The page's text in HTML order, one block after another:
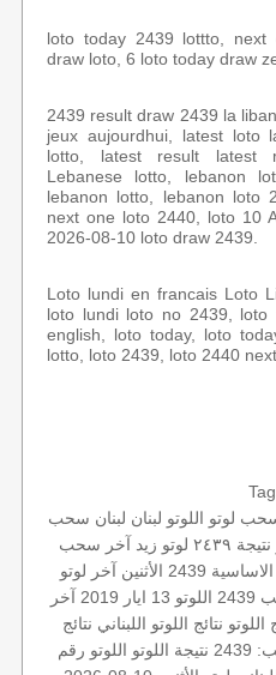
loto today 2439 lottto,
draw loto, 6 loto today draw
2439 result draw 2439 la
jeux aujourdhui, latest loto
lotto, latest result latest
Lebanese lotto, lebanon
lebanon lotto, lebanon loto
next one loto 2440, loto 10
2026-08-10 loto draw 2439.
Loto lundi en francais Loto
loto lundi loto no 2439,
english, loto today, loto
lotto, loto 2439, loto 2440
لوتو اللوتو لبنان لبنان سحب
نتيجة ٢٤٣٩ لوتو زيد آخر سحب
الاساسية 2439 الأثنين
آخر لوتو
اللوتو 13 ايار 2019
آخر
اللوتو نتائج اللوتو اللبناني نتائج
نتيجة اللوتو اللوتو رقم